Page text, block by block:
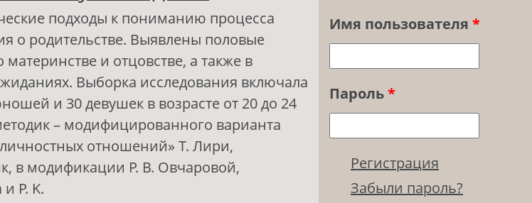
подходы к пониманию процесса
о родительстве. Выявлены половые
и отцовстве, а также в
Выборка исследования включала
и 30 девушек в возрасте от 20 до 24
– модифицированного варианта
отношений» Т. Лири,
в модификации Р. В. Овчаровой,
P. K.
Имя пользователя *
Пароль*
Регистрация
Забыли пароль?